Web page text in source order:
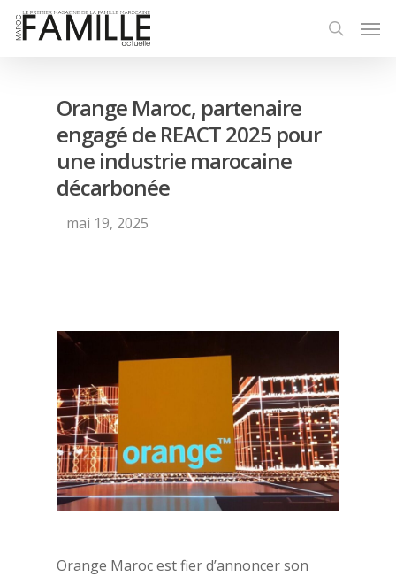
Orange Maroc, partenaire
engagé de REACT 2025 pour
une industrie marocaine
décarbonée
mai 19, 2025
Orange Maroc est fier d’annoncer son